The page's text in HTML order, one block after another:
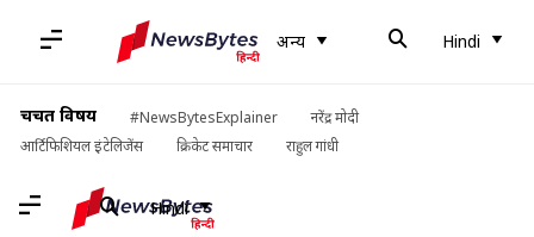
अन्य Hindi
चर्चित विषय #NewsBytesExplainer
नरेंद्र मोदी
आर्टिफिशियल इंटेलिजेंस
क्रिकेट समाचार राहुल गांधी
Hindi